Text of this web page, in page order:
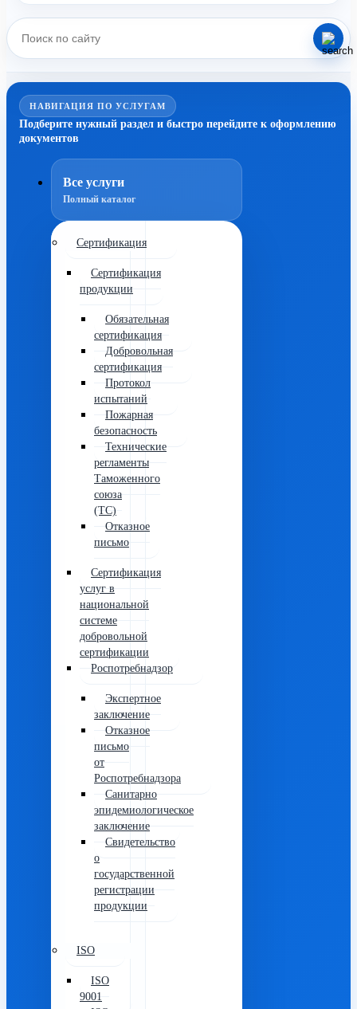
НАВИГАЦИЯ ПО УСЛУГАМ
Подберите нужный раздел и быстро перейдите к оформлению
документов
Все услуги
Полный каталог
Сертификация
Сертификация
продукции
Обязательная
сертификация
Добровольная
сертификация
Протокол
испытаний
Пожарная
безопасность
Технические
регламенты
Таможенного
союза
(ТС)
Отказное
письмо
Сертификация
услуг в
национальной
системе
добровольной
сертификации
Роспотребнадзор
Экспертное
заключение
Отказное
письмо
от
Роспотребнадзора
Санитарно
эпидемиологическое
заключение
Свидетельство
о
государственной
регистрации
продукции
ISO
ISO
9001